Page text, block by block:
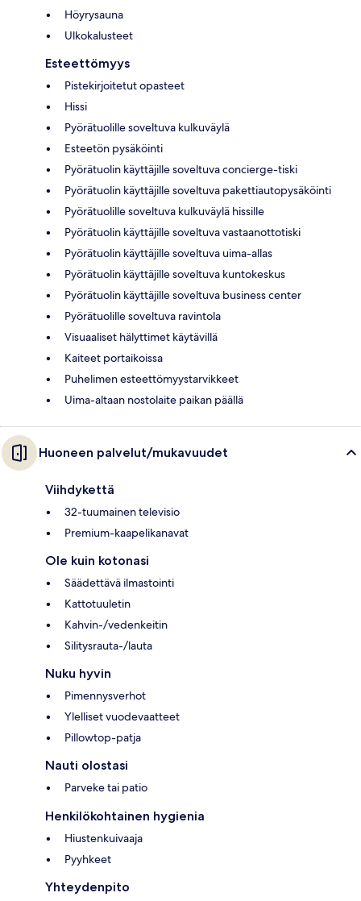
Höyrysauna
Ulkokalusteet
Esteettömyys
Pistekirjoitetut opasteet
Hissi
Pyörätuolille soveltuva kulkuväylä
Esteetön pysäköinti
Pyörätuolin käyttäjille soveltuva concierge-tiski
Pyörätuolin käyttäjille soveltuva pakettiautopysäköinti
Pyörätuolille soveltuva kulkuväylä hissille
Pyörätuolin käyttäjille soveltuva vastaanottotiski
Pyörätuolin käyttäjille soveltuva uima-allas
Pyörätuolin käyttäjille soveltuva kuntokeskus
Pyörätuolin käyttäjille soveltuva business center
Pyörätuolille soveltuva ravintola
Visuaaliset hälyttimet käytävillä
Kaiteet portaikoissa
Puhelimen esteettömyystarvikkeet
Uima-altaan nostolaite paikan päällä
Huoneen palvelut/mukavuudet
Viihdykettä
32-tuumainen televisio
Premium-kaapelikanavat
Ole kuin kotonasi
Säädettävä ilmastointi
Kattotuuletin
Kahvin-/vedenkeitin
Silitysrauta-/lauta
Nuku hyvin
Pimennysverhot
Ylelliset vuodevaatteet
Pillowtop-patja
Nauti olostasi
Parveke tai patio
Henkilökohtainen hygienia
Hiustenkuivaaja
Pyyhkeet
Yhteydenpito